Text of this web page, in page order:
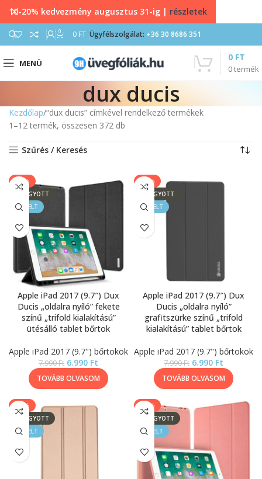
0 0 FT Ügyfélszolgálat: +36 30 8686 351
MENÜ
0termék
0 FT
dux ducis
Kezdőlap “dux ducis” címkével rendelkező termékek
1–12 termék, összesen 372 db
Szűrés / Keresés
-13%
ELFOGYOTT
KIEMELT
Apple iPad 2017 (9.7″) Dux
Ducis „oldalra nyíló” fekete
színű „trifold kialakítású”
ütésálló tablet bőrtok
Apple iPad 2017 (9.7") bőrtokok
7.990Ft 6.990 Ft
TOVÁBB OLVASOM
-13%
ELFOGYOTT
KIEMELT
Apple iPad 2017 (9.7″) Dux
Ducis „oldalra nyíló”
grafitszürke színű „trifold
kialakítású” tablet bőrtok
Apple iPad 2017 (9.7") bőrtokok
7.990Ft 6.990 Ft
TOVÁBB OLVASOM
-13%
ELFOGYOTT
KIEMELT
-13%
ELFOGYOTT
KIEMELT
10-20% kedvezmény augusztus 31-ig | részletek